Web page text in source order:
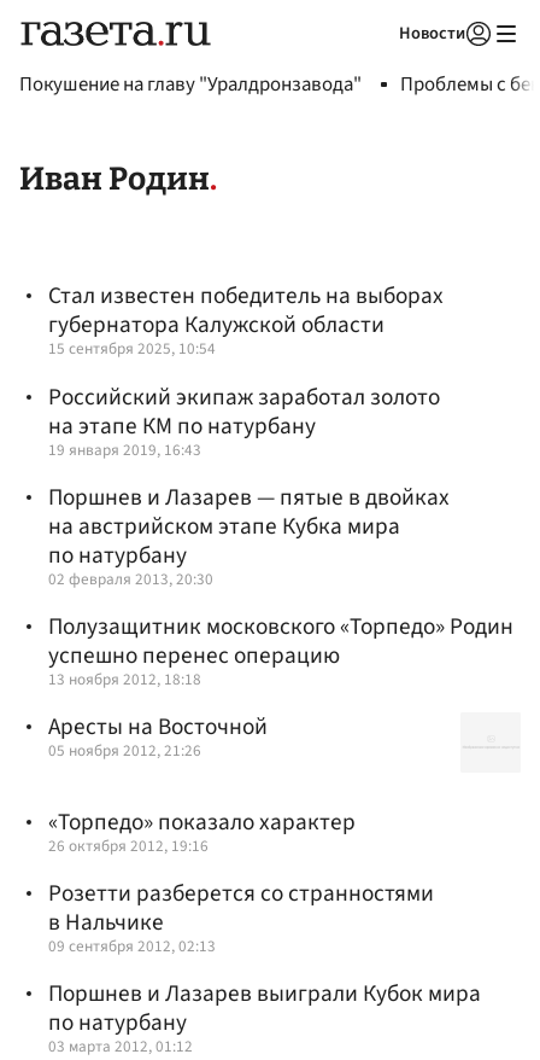
Новости
Покушение на главу "Уралдронзавода" Проблемы с
Иван Родин
Стал известен победитель на выборах
губернатора Калужской области
15 сентября 2025, 10:54
Российский экипаж заработал золото
на этапе КМ по натурбану
19 января 2019, 16:43
Поршнев и Лазарев — пятые в двойках
на австрийском этапе Кубка мира
по натурбану
02 февраля 2013, 20:30
Полузащитник московского «Торпедо» Родин
успешно перенес операцию
13 ноября 2012, 18:18
Аресты на Восточной
05 ноября 2012, 21:26
«Торпедо» показало характер
26 октября 2012, 19:16
Розетти разберется со странностями
в Нальчике
09 сентября 2012, 02:13
Поршнев и Лазарев выиграли Кубок мира
по натурбану
03 марта 2012, 01:12